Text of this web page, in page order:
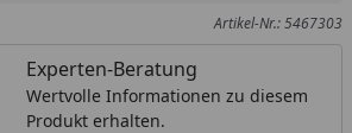
Artikel-Nr.: 5467303
Experten-Beratung
Wertvolle Informationen zu diesem
Produkt erhalten.